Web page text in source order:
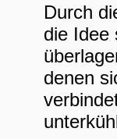
Durch
die Idee
denen